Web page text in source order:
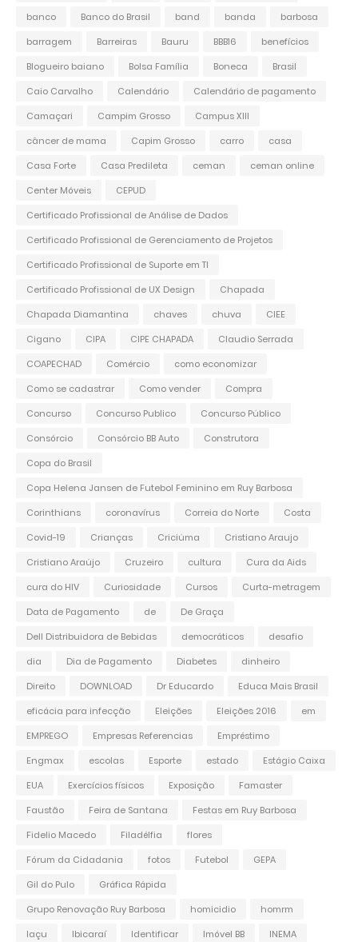
banco Banco do Brasil band banda
barbosa
barragem
Barreiras Bauru BBB16
benefícios
Blogueiro baiano
Bolsa Família Boneca
Brasil
Caio Carvalho
Calendário
Calendário de pagamento
Camaçari
Campim Grosso
Campus XIII
câncer de mama
Capim Grosso carro
casa
Casa Forte
Casa Predileta ceman
ceman online
Center Móveis
CEPUD
Certificado Profissional de Análise de Dados
Certificado Profissional de Gerenciamento de Projetos
Certificado Profissional de Suporte em TI
Certificado Profissional de UX Design
Chapada
Chapada Diamantina
chaves chuva
CIEE
Cigano
CIPA CIPE CHAPADA
Claudio Serrada
COAPECHAD
Comércio
como economizar
Como se cadastrar
Como vender
Compra
Concurso
Concurso Publico
Concurso Público
Consórcio
Consórcio BB Auto
Construtora
Copa do Brasil
Copa Helena Jansen de Futebol Feminino em Ruy Barbosa
Corinthians
coronavírus Correia do Norte
Costa
Covid-19
Crianças Criciúma
Cristiano Araujo
Cristiano Araújo
Cruzeiro cultura
Cura da Aids
cura do HIV
Curiosidade Cursos
Curta-metragem
Data de Pagamento
de
De Graça
Dell Distribuidora de Bebidas
democráticos
desafio
dia
Dia de Pagamento Diabetes
dinheiro
Direito
DOWNLOAD Dr Educardo
Educa Mais Brasil
eficácia para infecção
Eleições Eleições 2016
em
EMPREGO
Empresas Referencias
Empréstimo
Engmax
escolas Esporte estado
Estágio Caixa
EUA
Exercícios físicos Exposição
Famaster
Faustão
Feira de Santana
Festas em Ruy Barbosa
Fidelio Macedo
Filadélfia
flores
Fórum da Cidadania
fotos Futebol
GEPA
Gil do Pulo
Gráfica Rápida
Grupo Renovação Ruy Barbosa
homicidio
homrm
Iaçu
Ibicaraí Identificar Imóvel BB
INEMA